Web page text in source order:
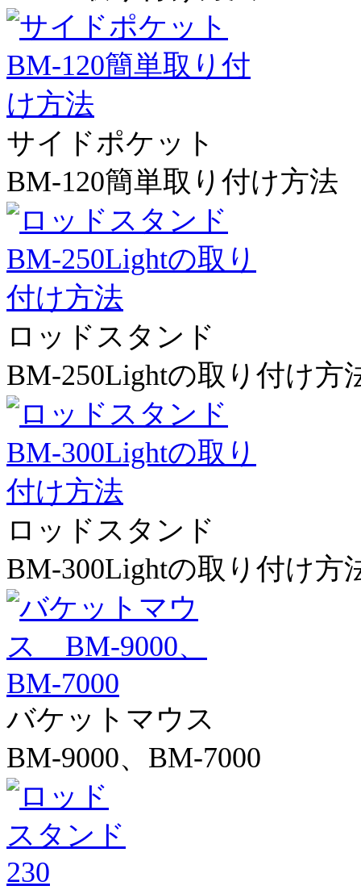
サイドポケット
BM-120簡単取り付け方法
ロッドスタンド
BM-250Lightの取り付け方
ロッドスタンド
BM-300Lightの取り付け方
バケットマウス
BM-9000、BM-7000